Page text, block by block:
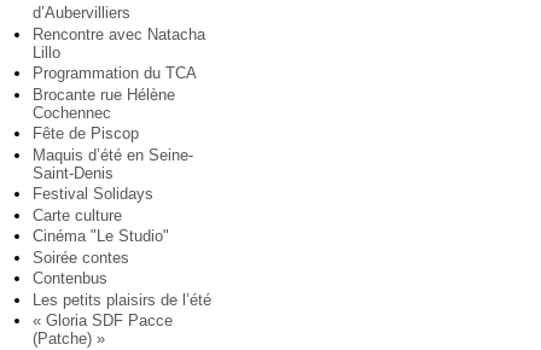
d’Aubervilliers
Rencontre avec Natacha
Lillo
Programmation du TCA
Brocante rue Hélène
Cochennec
Fête de Piscop
Maquis d’été en Seine-
Saint-Denis
Festival Solidays
Carte culture
Cinéma "Le Studio"
Soirée contes
Contenbus
Les petits plaisirs de l’été
« Gloria SDF Pacce
(Patche) »